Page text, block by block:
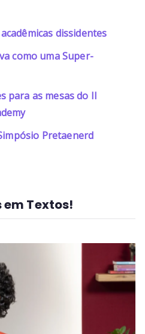
dissidentes
como uma Super-
para as mesas do II
Pretaenerd
Textos!